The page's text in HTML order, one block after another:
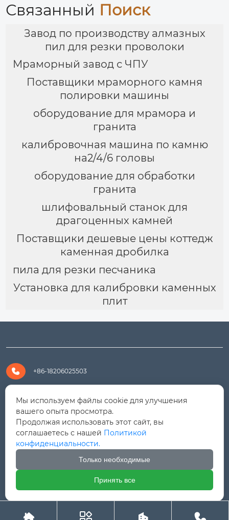
Связанный Поиск
Завод по производству алмазных
пил для резки проволоки
Мраморный завод с ЧПУ
Поставщики мраморного камня
полировки машины
оборудование для мрамора и
гранита
калибровочная машина по камню
на2/4/6 головы
оборудование для обработки
гранита
шлифовальный станок для
драгоценных камней
Поставщики дешевые цены коттедж
каменная дробилка
пила для резки песчаника
Установка для калибровки каменных
плит
 +86-18206025503
 +8618206025503
 yanali@hualongm.com

351144, Китай, пров.Фуцзянь, г. Путянь, район Личэн,

Авторское право © ООО "Fujian Province HuaLong
   
Мы используем файлы cookie для улучшения
вашего опыта просмотра.
Продолжая использовать этот сайт, вы
соглашаетесь с нашей Политикой
конфиденциальности.
Только необходимые
Принять все